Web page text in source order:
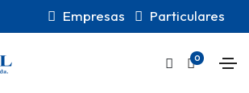
Empresas Particulares
0